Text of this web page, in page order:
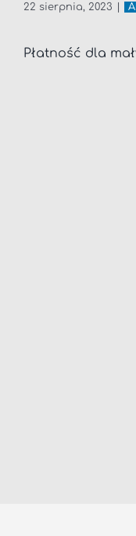
22 sierpnia, 2023
Płatność dla